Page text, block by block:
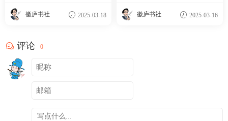
徽庐书社 2025-03-18 徽庐书社 2025-03-16
评论 0